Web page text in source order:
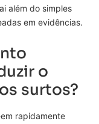
além do simples
em evidências.
o
surtos?
rapidamente